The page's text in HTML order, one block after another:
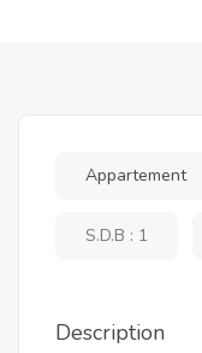
Appartement
S.D.B : 1
Description